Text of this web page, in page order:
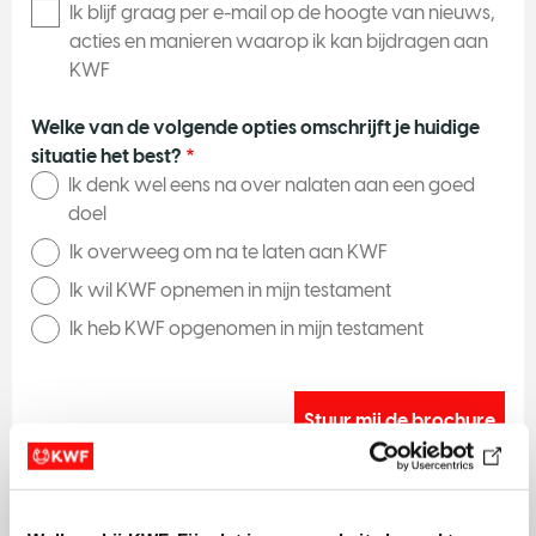
i
n
w
o
T
h
r
e
Ik blijf graag per e-mail op de hoogte van nieuws,
acties en manieren waarop ik kan bijdragen aan
KWF
Welke van de volgende opties omschrijft je huidige
situatie het best?
Ik denk wel eens na over nalaten aan een goed
doel
Ik overweeg om na te laten aan KWF
Ik wil KWF opnemen in mijn testament
Ik heb KWF opgenomen in mijn testament